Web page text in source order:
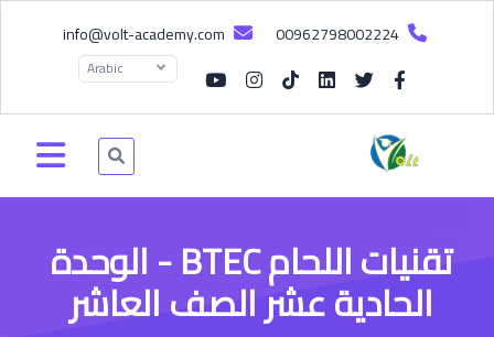
00962798002224
Arabic
تقنيات اللحام BTEC - الوحدة
الحادية عشر الصف العاشر